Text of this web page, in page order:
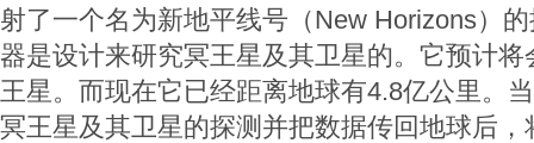
射了一个名为新地平线号（New Horizons）
器是设计来研究冥王星及其卫星的。它预计
王星。而现在它已经距离地球有4.8亿公里。
冥王星及其卫星的探测并把数据传回地球后